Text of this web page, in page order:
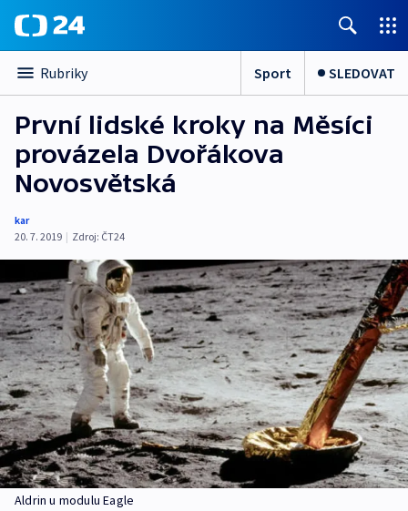
Rubriky Sport SLEDOVAT
První lidské kroky na Měsíci
provázela Dvořákova
Novosvětská
kar
20. 7. 2019 | Zdroj: ČT24
Aldrin u modulu Eagle